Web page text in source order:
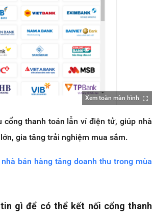
Xem toàn màn hình
cổng thanh toán lẫn ví điện tử, giúp nhà
gia tăng trải nghiệm mua sắm.
bán hàng tăng doanh thu trong mùa
gì để có thể kết nối cổng thanh